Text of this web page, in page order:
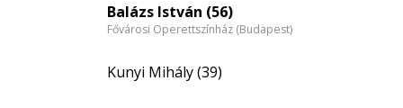
Balázs István (56)
Fővárosi Operettszínház (Budapest)
Kunyi Mihály (39)